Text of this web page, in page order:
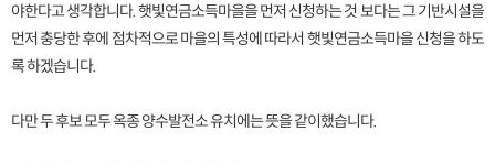
야한다고 생각합니다. 햇빛연금소득마을을 먼저 신청하는 것 보다는 그 기반시설을
먼저 충당한 후에 점차적으로 마을의 특성에 따라서 햇빛연금소득마을 신청을 하도
록 하겠습니다.
다만 두 후보 모두 옥종 양수발전소 유치에는 뜻을 같이했습니다.